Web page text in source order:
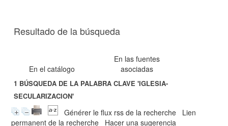
Resultado de la búsqueda
En el catálogo
En las fuentes
asociadas
1 BÚSQUEDA DE LA PALABRA CLAVE'IGLESIA-
SECULARIZACION'
Générer le flux rss de la recherche
Lien
permanent de la recherche
Hacer una sugerencia